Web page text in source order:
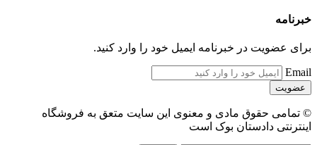
خبرنامه
برای عضویت در خبرنامه ایمیل خود را وارد کنید.
Email
© تمامی حقوق مادی و معنوی این سایت متعق به فروشگاه
اینترنتی دادستان بوک است